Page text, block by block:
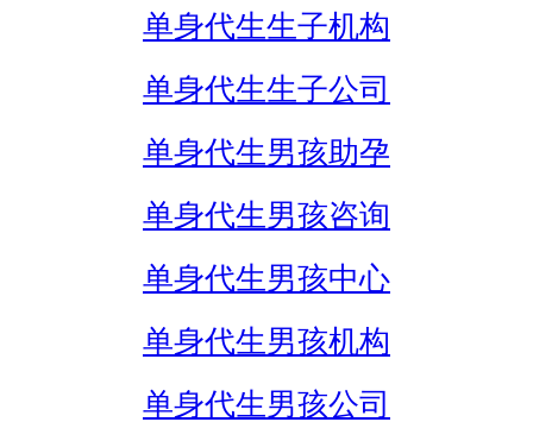
单身代生生子机构
单身代生生子公司
单身代生男孩助孕
单身代生男孩咨询
单身代生男孩中心
单身代生男孩机构
单身代生男孩公司